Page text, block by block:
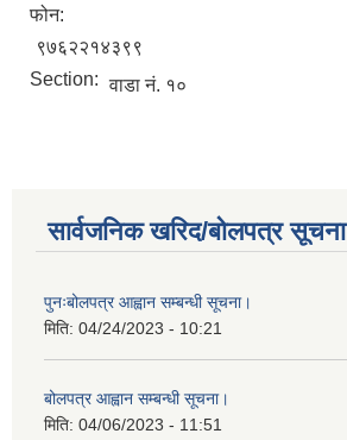
फोन:
९७६२२१४३९९
Section: वाडा नं. १०
सार्वजनिक खरिद/बोलपत्र सूचना
पुनःबोलपत्र आह्वान सम्बन्धी सूचना।
मिति: 04/24/2023 - 10:21
बोलपत्र आह्वान सम्बन्धी सूचना।
मिति: 04/06/2023 - 11:51